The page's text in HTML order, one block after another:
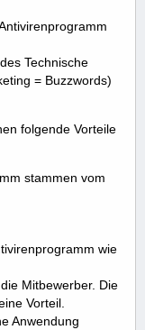
Technische
= Buzzwords)
folgende Vorteile
stammen vom
wie
Mitbewerber. Die
Vorteil.
Anwendung